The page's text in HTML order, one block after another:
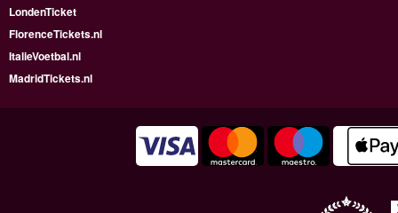
LondenTicket
FlorenceTickets.nl
ItalieVoetbal.nl
MadridTickets.nl